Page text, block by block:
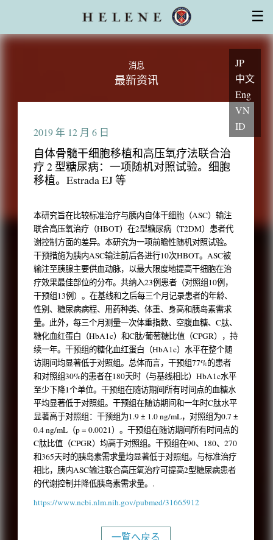
厚生劳动省对再生医疗计划的认可 干细胞的特性
医师・专家
集团系列医院
☰
JP
中文
Eng
VN
ID
消息
最新资讯
2019 年 12 月 6 日
自体骨髓干细胞移植和高压氧疗法联合治
疗 2 型糖尿病：一项随机对照试验。细胞
移植。Estrada EJ 等
本研究旨在比较标准治疗与胰内自体干细胞（ASC）输注
联合高压氧治疗（HBOT）在2型糖尿病（T2DM）患者代
谢控制方面的差异。本研究为一项前瞻性随机对照试验。
干预措施为胰内ASC输注前后各进行10次HBOT。ASC被
输注至胰腺主要供血动脉，以最大限度地提高干细胞在治
疗效果最佳部位的分布。共纳入23例患者（对照组10例，
干预组13例）。在基线和之后每三个月记录患者的年龄、
性别、糖尿病病程、用药种类、体重、身高和胰岛素需求
量。此外，每三个月测量一次体重指数、空腹血糖、C肽、
糖化血红蛋白（HbA1c）和C肽/葡萄糖比值（CPGR），持
续一年。干预组的糖化血红蛋白（HbA1c）水平在整个随
访期间均显著低于对照组。总体而言，干预组77%的患者
和对照组30%的患者在180天时（与基线相比）HbA1c水平
至少下降1个单位。干预组在随访期间所有时间点的血糖水
平均显著低于对照组。干预组在随访期间和一年时C肽水平
显著高于对照组：干预组为1.9 ± 1.0 ng/mL，对照组为0.7 ±
0.4 ng/mL（p = 0.0021）。干预组在随访期间所有时间点的
C肽比值（CPGR）均高于对照组。干预组在90、180、270
和365天时的胰岛素需求量均显著低于对照组。与标准治疗
相比，胰内ASC输注联合高压氧治疗可提高2型糖尿病患者
的代谢控制并降低胰岛素需求量。.
https://www.ncbi.nlm.nih.gov/pubmed/31665912
一覧へ戻る